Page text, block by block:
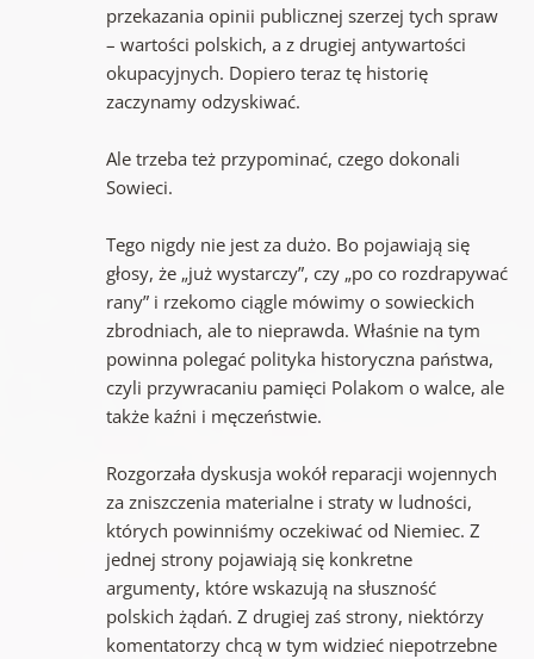
przekazania opinii publicznej szerzej tych spraw
– wartości polskich, a z drugiej antywartości
okupacyjnych. Dopiero teraz tę historię
zaczynamy odzyskiwać.
Ale trzeba też przypominać, czego dokonali
Sowieci.
Tego nigdy nie jest za dużo. Bo pojawiają się
głosy, że „już wystarczy”, czy „po co rozdrapywać
rany” i rzekomo ciągle mówimy o sowieckich
zbrodniach, ale to nieprawda. Właśnie na tym
powinna polegać polityka historyczna państwa,
czyli przywracaniu pamięci Polakom o walce, ale
także kaźni i męczeństwie.
Rozgorzała dyskusja wokół reparacji wojennych
za zniszczenia materialne i straty w ludności,
których powinniśmy oczekiwać od Niemiec. Z
jednej strony pojawiają się konkretne
argumenty, które wskazują na słuszność
polskich żądań. Z drugiej zaś strony, niektórzy
komentatorzy chcą w tym widzieć niepotrzebne